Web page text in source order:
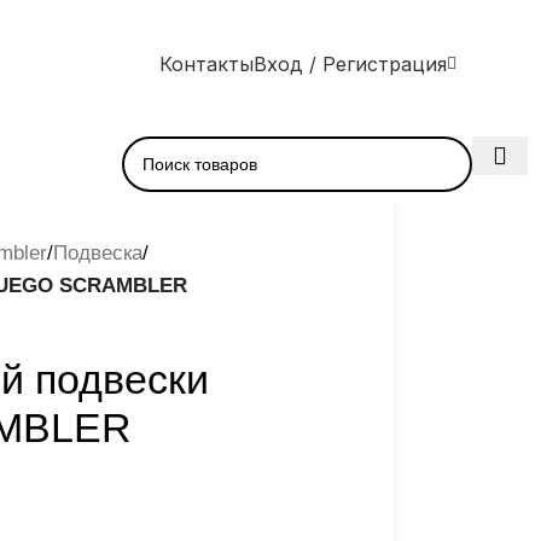
КонтактыВход / Регистрация
/Подвеска/
SCRAMBLER
подвески